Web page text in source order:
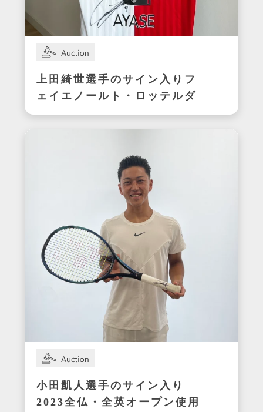
上田綺世選手のサイン入りフ
ェイエノールト・ロッテルダ
ムユニフォーム
小田凱人選手のサイン入り
2023全仏・全英オープン使用